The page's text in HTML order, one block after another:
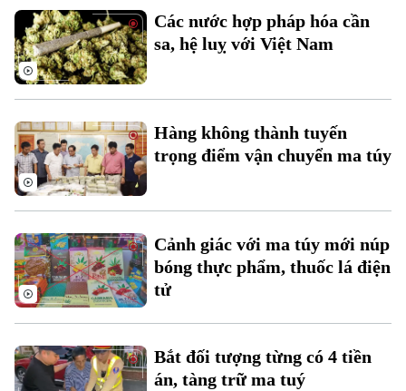
Người Việt 4 phương
Tài chính Ngân hàng
Doanh nghiệp
Tin tức
Đầu tư
Đất đai
Kinh nghiệm
Tàu và Xe
Ô tô
Tàu
Xe máy
Thị trường
Giáo dục
Tuyển sinh
Hướng nghiệp
Tin tức
Di tích
Sức khỏe
Y tế
Dinh dưỡng
Tư vấn sức khỏe
Bóng đá
Quần vợt
Golf
Giải trí
Sao
Đã phát sóng
Các nước hợp pháp hóa cần
sa, hệ luỵ với Việt Nam
Hàng không thành tuyến
trọng điểm vận chuyển ma túy
Cảnh giác với ma túy mới núp
bóng thực phẩm, thuốc lá điện
tử
Bắt đối tượng từng có 4 tiền
án, tàng trữ ma tuý